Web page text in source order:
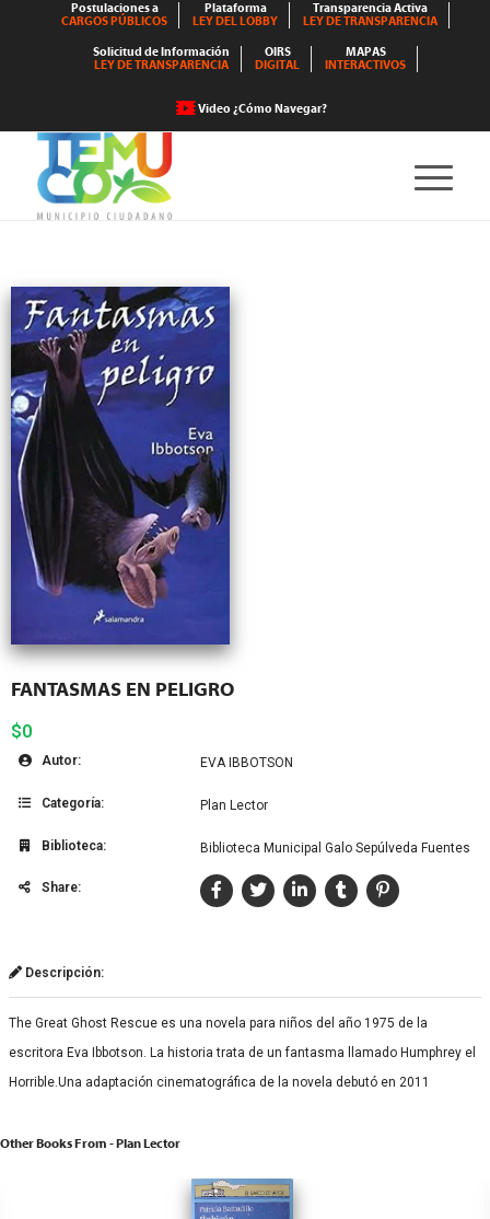
Postulaciones a
CARGOS PÚBLICOS
Plataforma
LEY DEL LOBBY
Transparencia Activa
LEY DE TRANSPARENCIA
Solicitud de Información
LEY DE TRANSPARENCIA
OIRS
DIGITAL
MAPAS
INTERACTIVOS
Video ¿Cómo Navegar?
FANTASMAS EN PELIGRO
$0
Autor: EVA IBBOTSON
Categoría: Plan Lector
Biblioteca: Biblioteca Municipal Galo Sepúlveda Fuentes
Share:
Descripción:
The Great Ghost Rescue es una novela para niños del año 1975 de la
escritora Eva Ibbotson. La historia trata de un fantasma llamado Humphrey el
Horrible.​Una adaptación cinematográfica de la novela debutó en 2011
Other Books From - Plan Lector